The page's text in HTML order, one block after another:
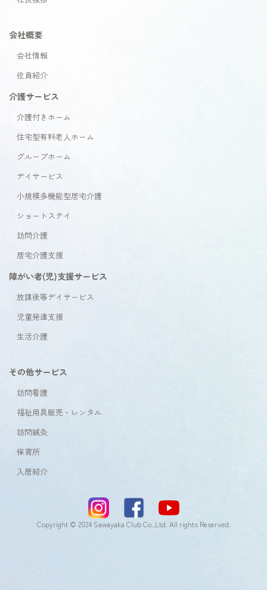
会社概要
会社情報
役員紹介
介護サービス
介護付きホーム
住宅型有料老人ホーム
グループホーム
デイサービス
小規模多機能型居宅介護
ショートステイ
訪問介護
居宅介護支援
障がい者(児)支援サービス
放課後等デイサービス
児童発達支援
生活介護
その他サービス
訪問看護
福祉用具販売・レンタル
訪問鍼灸
保育所
入居紹介
Copyright © 2024 Sawayaka Club Co.,Ltd. All rights Reserved.